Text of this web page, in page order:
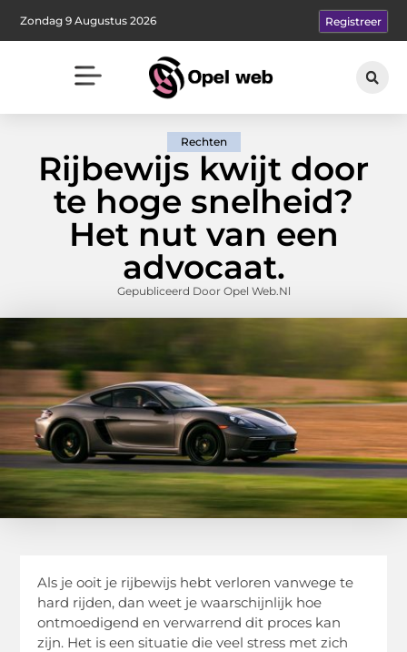
Zondag 9 Augustus 2026 Registreer
Rechten
Rijbewijs kwijt door
te hoge snelheid?
Het nut van een
advocaat.
Gepubliceerd Door Opel Web.nl
Als je ooit je rijbewijs hebt verloren vanwege te
hard rijden, dan weet je waarschijnlijk hoe
ontmoedigend en verwarrend dit proces kan
zijn. Het is een situatie die veel stress met zich